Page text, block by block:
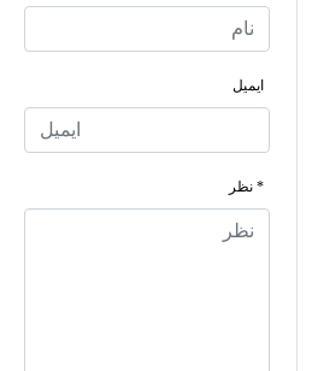
ایمیل
* نظر